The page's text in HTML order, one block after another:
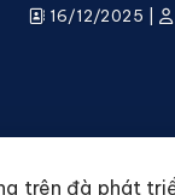
16/12/2025 |
trên đà phát